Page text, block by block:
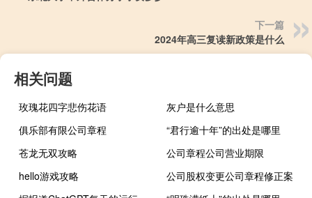
下一篇
2024年高三复读新政策是什么
相关问题
玫瑰花四字悲伤花语
灰户是什么意思
俱乐部有限公司章程
“君行逾十年”的出处是哪里
苍龙无双攻略
公司章程公司营业期限
hello游戏攻略
公司股权变更公司章程修正案